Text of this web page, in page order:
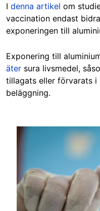
I denna artikel om
vaccination endast
exponeringen till
Exponering till
äter sura livsmedel,
tillagats eller förvarats i
beläggning.
Image